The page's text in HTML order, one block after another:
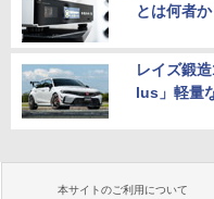
とは何者か
レイズ鍛
lus」軽量
本サイトのご利用について